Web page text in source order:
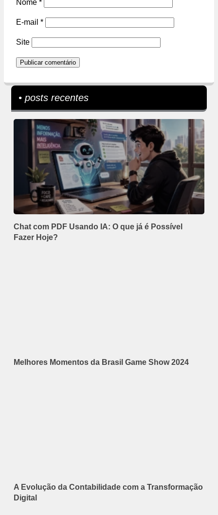
Nome *
E-mail *
Site
• posts recentes
Chat com PDF Usando IA: O que já é Possível
Fazer Hoje?
Melhores Momentos da Brasil Game Show 2024
A Evolução da Contabilidade com a Transformação
Digital